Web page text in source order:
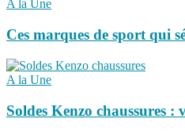
A la Une
Ces marques de sport qui
A la Une
Soldes Kenzo chaussures